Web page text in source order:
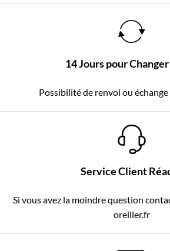
14 Jours pour
Possibilité de renvoi ou échange
Service Client
Si vous avez la moindre question
oreiller.fr